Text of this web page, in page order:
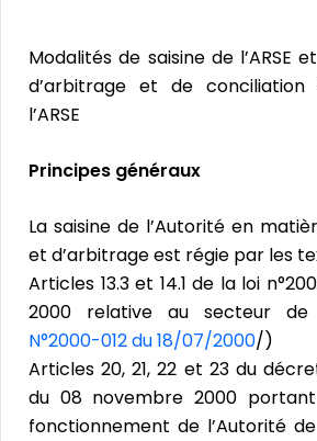
Modalités de saisine de l’ARSE
d’arbitrage et de conciliation
l’ARSE
Principes généraux
La saisine de l’Autorité en
et d’arbitrage est régie par les
Articles 13.3 et 14.1 de la loi
2000 relative au secteur de
N°2000-012 du 18/07/2000/)
Articles 20, 21, 22 et 23 du
du 08 novembre 2000
fonctionnement de l’Autorité